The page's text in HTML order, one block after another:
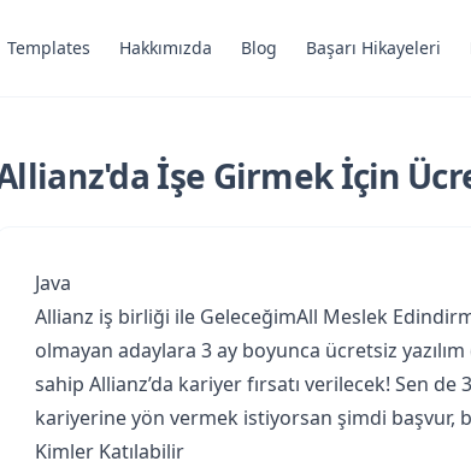
Templates Hakkımızda Blog Başarı Hikayeleri
İşe Girmek İçin
Java
Allianz iş birliği ile GeleceğimAll Meslek
olmayan adaylara 3 ay boyunca ücretsiz
sahip Allianz’da kariyer fırsatı verilecek! Sen
kariyerine yön vermek istiyorsan şimdi başvur,
Kimler Katılabilir